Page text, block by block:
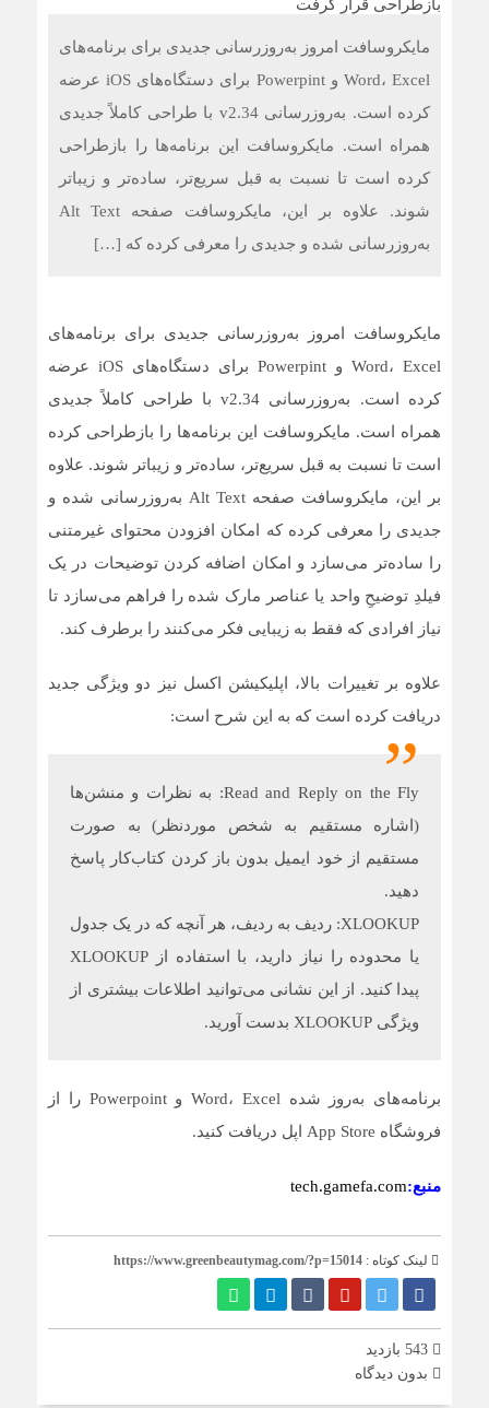
فرمول طلایی حفظ قدرت عضلانی؛ کشف تازه‌ای که جادوی
حد نهایی طول عمر انسان چقدر است؟ دانشمندان حداکثر
سن ممکن را کشف کردند
چرا برخی داروها در هوای گرم می‌توانند به کلیه‌ها آسیب بزنند؟
مایکروسافت امروز به‌روزرسانی جدیدی برای برنامه‌های
Word، Excel و Powerpint برای دستگاه‌های iOS عرضه
کرده است. به‌روزرسانی v2.34 با طراحی کاملاً جدیدی
همراه است. مایکروسافت این برنامه‌ها را بازطراحی
کرده است تا نسبت به قبل سریع‌تر، ساده‌تر و زیباتر
شوند. علاوه بر این، مایکروسافت صفحه Alt Text
به‌روزرسانی شده و جدیدی را معرفی کرده که […]
مایکروسافت امروز به‌روزرسانی جدیدی برای برنامه‌های
Word، Excel و Powerpint برای دستگاه‌های iOS عرضه
کرده است. به‌روزرسانی v2.34 با طراحی کاملاً جدیدی
همراه است. مایکروسافت این برنامه‌ها را بازطراحی کرده
است تا نسبت به قبل سریع‌تر، ساده‌تر و زیباتر شوند. علاوه
بر این، مایکروسافت صفحه Alt Text به‌روزرسانی شده و
جدیدی را معرفی کرده که امکان افزودن محتوای غیرمتنی
را ساده‌تر می‌سازد و امکان اضافه کردن توضیحات در یک
فیلدِ توضیحِ واحد یا عناصر مارک شده را فراهم می‌سازد تا
نیاز افرادی که فقط به زیبایی فکر می‌کنند را برطرف کند.
علاوه بر تغییرات بالا، اپلیکیشن اکسل نیز دو ویژگی جدید
دریافت کرده است که به این شرح است:
Read and Reply on the Fly: به نظرات و منشن‌ها
(اشاره مستقیم به شخص موردنظر) به صورت
مستقیم از خود ایمیل بدون باز کردن کتاب‌کار پاسخ
دهید.
XLOOKUP: ردیف به ردیف، هر آنچه که در یک جدول
یا محدوده را نیاز دارید، با استفاده از XLOOKUP
پیدا کنید. از این نشانی می‌توانید اطلاعات بیشتری از
ویژگی XLOOKUP بدست آورید.
برنامه‌های به‌روز شده Word، Excel و Powerpoint را از
فروشگاه App Store اپل دریافت کنید.
منبع:tech.gamefa.com
لینک کوتاه : https://www.greenbeautymag.com/?p=15014
بدون دیدگاه